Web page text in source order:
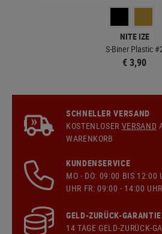
NITE IZE
S-Biner Plastic
€ 3,90
SCHNELLER VERSAND
KOSTENLOSER VERSAND
WARENKORB
KUNDENSERVICE
MO - DO: 09:00 BIS 12:00
UHR FR: 09:00 - 14:00 UHR
GELD-ZURÜCK-GARANTIE
14 TAGE GELD-ZURÜCK-